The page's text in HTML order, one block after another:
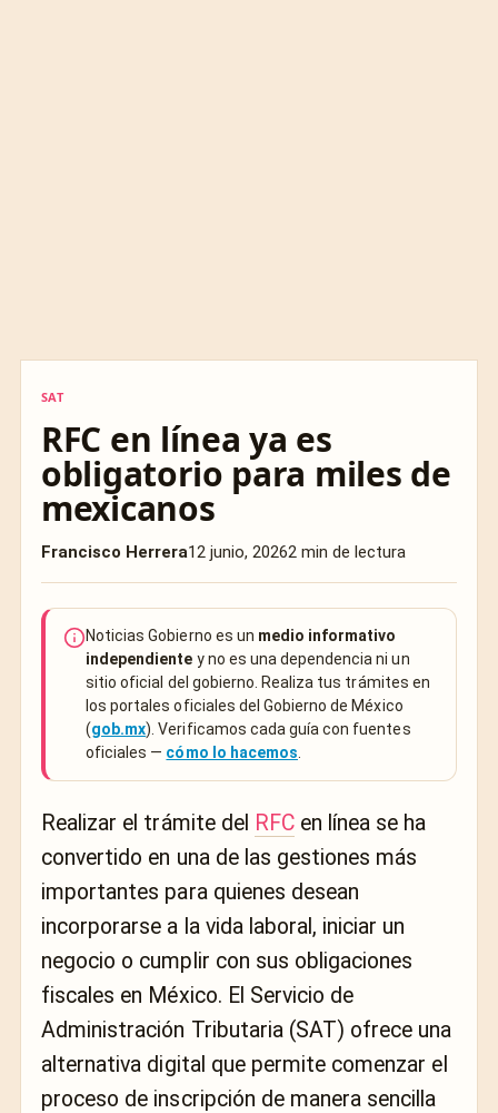
SAT
RFC en línea ya es
obligatorio para miles de
mexicanos
Francisco Herrera12 junio, 20262 min de lectura
Noticias Gobierno es un medio informativo
independiente y no es una dependencia ni un
sitio oficial del gobierno. Realiza tus trámites en
los portales oficiales del Gobierno de México
(gob.mx). Verificamos cada guía con fuentes
oficiales — cómo lo hacemos
Realizar el trámite del RFCen línea se ha
convertido en una de las gestiones más
importantes para quienes desean
incorporarse a la vida laboral, iniciar un
negocio o cumplir con sus obligaciones
fiscales en México. El Servicio de
Administración Tributaria (SAT) ofrece una
alternativa digital que permite comenzar el
proceso de inscripción de manera sencilla